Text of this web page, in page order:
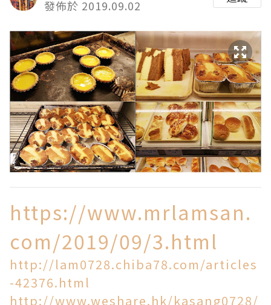
發佈於 2019.09.02
https://www.mrlamsan.
com/2019/09/3.html
http://lam0728.chiba78.com/articles
-42376.html
http://www.weshare.hk/kasang0728/